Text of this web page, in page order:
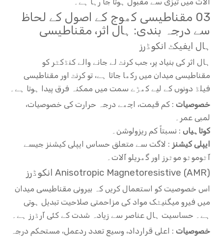
03 مقناطیسی کھوج کے اصول کے لحاظ
سے درجہ بندی: ہال اثر، مقناطیسی
ہال ایفیکٹ انکوڈرز
ہال اثر کی بنیاد پر، جب کرنٹ لے جانے والے کنڈکٹر کو
مقناطیسی میدان میں رکھا جاتا ہے، تو کرنٹ اور مقناطیسی
فیلڈ دونوں کے لیے کھڑے سمت میں ممکنہ فرق پیدا ہوتا ہے۔
خصوصیات : کم قیمت، اچھے درجہ حرارت کی خصوصیات،
لمبی عمر۔
کوتاہیاں : نسبتاً کم ریزولوشن۔
ایپلی کیشنز : لاگت سے متعلق حساس ایپلی کیشنز جیسے
آٹوموٹو موٹرز اور گھریلو آلات۔
Anisotropic Magnetoresistive (AMR) انکوڈرز
اس خصوصیت کو استعمال کریں کہ بیرونی مقناطیسی میدان
میں فیرو میگنیٹک مواد کی مزاحمتی صلاحیت تبدیل ہوتی
ہے۔ حساسیت ہال عناصر سے زیادہ شدت کے کئی آرڈرز ہے۔
خصوصیات : اعلی قرارداد، وسیع تعدد ردعمل، مستحکم درجہ